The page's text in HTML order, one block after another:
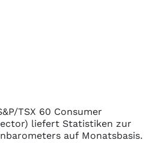
TSX 60 Consumer
liefert Statistiken zur
auf Monatsbasis.